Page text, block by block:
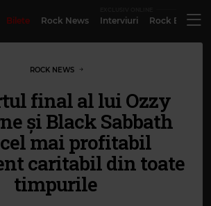
Bilete Rock News Interviuri Rock
ROCK NEWS
final al lui Ozzy
și Black Sabbath
mai profitabil
caritabil din toate
timpurile